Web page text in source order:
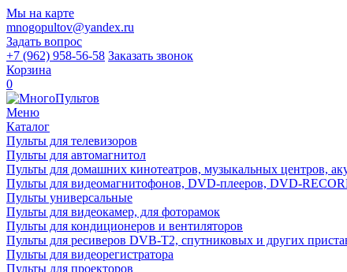
Мы на карте
mnogopultov@yandex.ru
Задать вопрос
+7 (962) 958-56-58 Заказать звонок
Корзина
0
Меню
Каталог
Пульты для телевизоров
Пульты для автомагнитол
Пульты для домашних кинотеатров, музыкальных центров,
Пульты для видеомагнитофонов, DVD-плееров, DVD-
Пульты универсальные
Пульты для видеокамер, для фоторамок
Пульты для кондиционеров и вентиляторов
Пульты для ресиверов DVB-T2, спутниковых и других
Пульты для видеорегистратора
Пульты для проекторов